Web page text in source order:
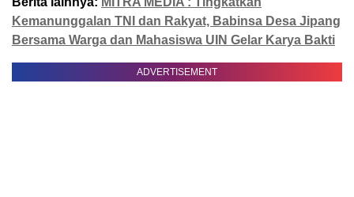
Kemanunggalan TNI dan Rakyat, Babinsa Desa Jipang
Bersama Warga dan Mahasiswa UIN Gelar Karya Bakti
ADVERTISEMENT